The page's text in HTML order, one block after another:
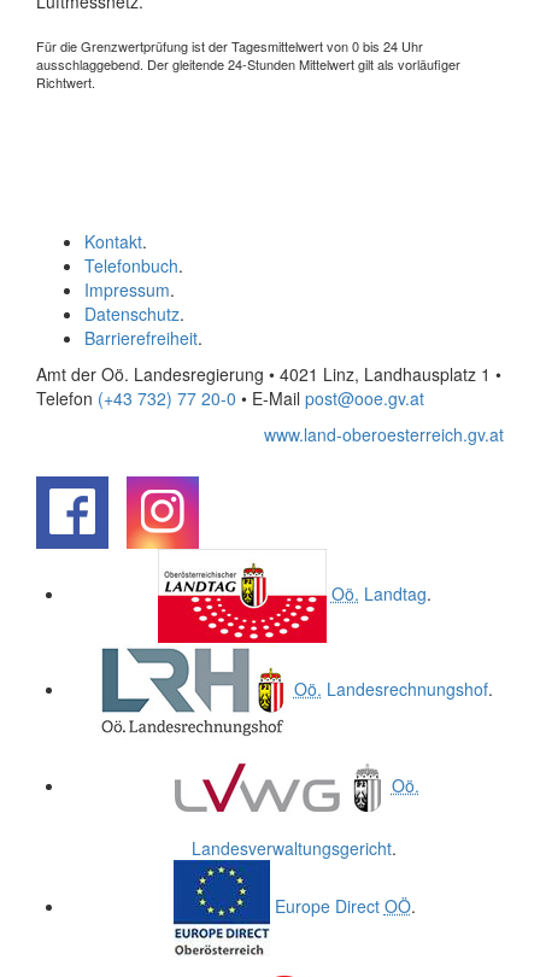
Für die Grenzwertprüfung ist der Tagesmittelwert von 0 bis 24 Uhr
ausschlaggebend. Der gleitende 24-Stunden Mittelwert gilt als vorläufiger
Richtwert.
Kontakt.
Telefonbuch.
Impressum.
Datenschutz.
Barrierefreiheit.
Amt der Oö. Landesregierung • 4021 Linz, Landhausplatz 1 •
Telefon (+43 732) 77 20-0 • E-Mail post@ooe.gv.at
www.land-oberoesterreich.gv.at
Oö. Landtag.
Oö. Landesrechnungshof.
Oö.
Landesverwaltungsgericht.
Europe Direct OÖ.